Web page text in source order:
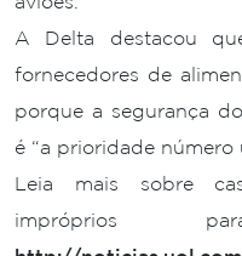
A Delta destacou
fornecedores de
porque a segurança
é “a prioridade número
Leia mais sobre
impróprios